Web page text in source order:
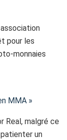
pour les
monnaies
MMA »
Real, malgré ce
un